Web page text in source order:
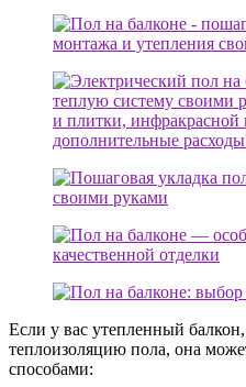
Если у вас утепленный
теплоизоляцию пола, она
способами: